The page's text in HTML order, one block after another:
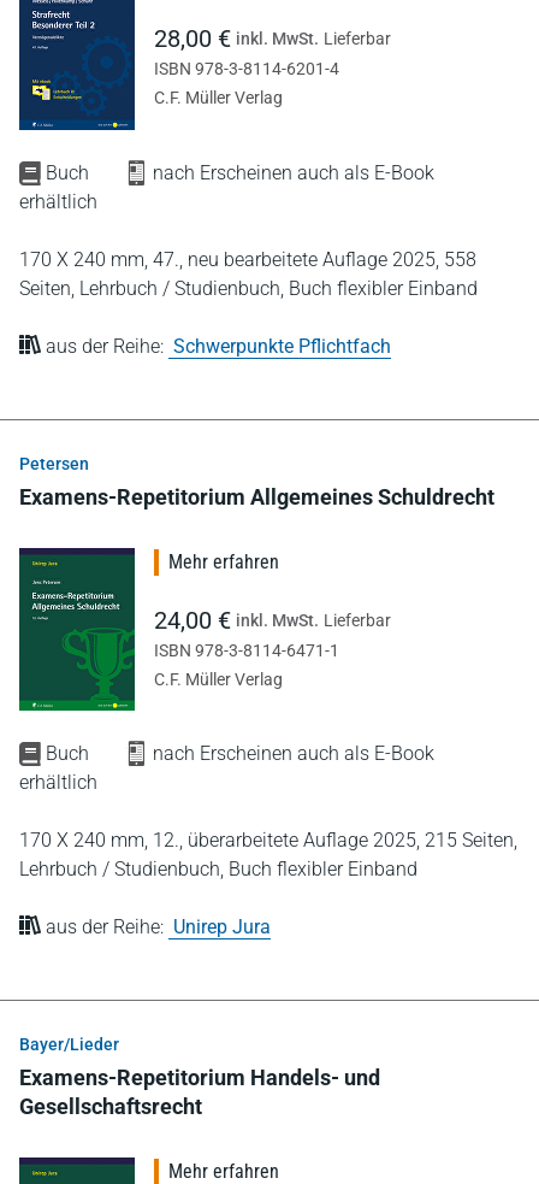
Buch
nach Erscheinen auch als E-Book
erhältlich
170 X 240 mm, 47., neu bearbeitete Auflage 2025, 558
Seiten, Lehrbuch / Studienbuch, Buch flexibler Einband
aus der Reihe: Schwerpunkte Pflichtfach
28,00 € inkl. MwSt. Lieferbar
ISBN 978-3-8114-6201-4
C.F. Müller Verlag
Petersen
Examens-Repetitorium Allgemeines Schuldrecht
Buch
nach Erscheinen auch als E-Book
erhältlich
170 X 240 mm, 12., überarbeitete Auflage 2025, 215 Seiten,
Lehrbuch / Studienbuch, Buch flexibler Einband
aus der Reihe: Unirep Jura
Mehr erfahren
24,00 € inkl. MwSt. Lieferbar
ISBN 978-3-8114-6471-1
C.F. Müller Verlag
Bayer/Lieder
Examens-Repetitorium Handels- und
Gesellschaftsrecht
Mehr erfahren